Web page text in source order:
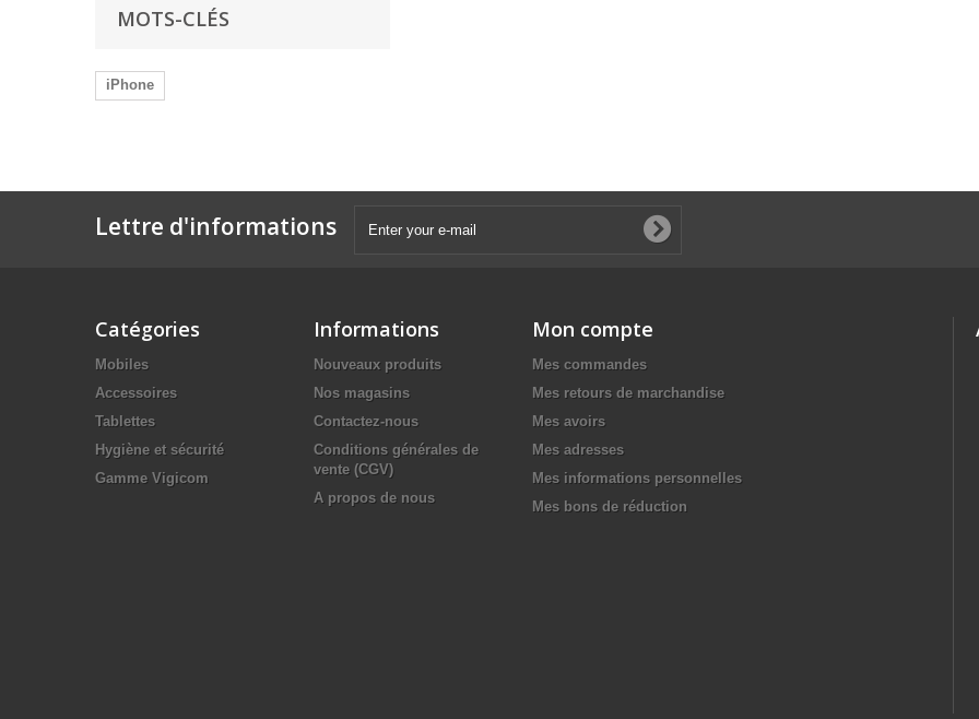
MOTS-CLÉS
iPhone
Lettre d'informations
Catégories
Mobiles
Accessoires
Tablettes
Hygiène et sécurité
Gamme Vigicom
Informations
Nouveaux produits
Nos magasins
Contactez-nous
Conditions générales de
vente (CGV)
A propos de nous
Mon compte
Mes commandes
Mes retours de marchandise
Mes avoirs
Mes adresses
Mes informations personnelles
Mes bons de réduction